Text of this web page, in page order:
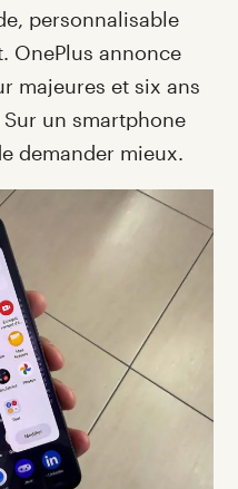
personnalisable
OnePlus annonce
majeures et six ans
un smartphone
demander mieux.